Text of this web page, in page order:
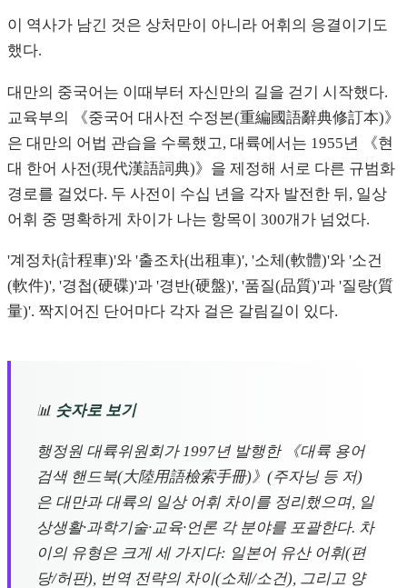
이 역사가 남긴 것은 상처만이 아니라 어휘의 응결이기도
했다.
대만의 중국어는 이때부터 자신만의 길을 걷기 시작했다.
교육부의 《중국어 대사전 수정본(重編國語辭典修訂本)》
은 대만의 어법 관습을 수록했고, 대륙에서는 1955년 《현
대 한어 사전(現代漢語詞典)》을 제정해 서로 다른 규범화
경로를 걸었다. 두 사전이 수십 년을 각자 발전한 뒤, 일상
어휘 중 명확하게 차이가 나는 항목이 300개가 넘었다.
'계정차(計程車)'와 '출조차(出租車)', '소체(軟體)'와 '소건
(軟件)', '경첩(硬碟)'과 '경반(硬盤)', '품질(品質)'과 '질량(質
量)'. 짝지어진 단어마다 각자 걸은 갈림길이 있다.
📊 숫자로 보기
행정원 대륙위원회가 1997년 발행한 《대륙 용어
검색 핸드북(大陸用語檢索手冊)》(주자닝 등 저)
은 대만과 대륙의 일상 어휘 차이를 정리했으며, 일
상생활·과학기술·교육·언론 각 분야를 포괄한다. 차
이의 유형은 크게 세 가지다: 일본어 유산 어휘(편
당/허판), 번역 전략의 차이(소체/소건), 그리고 양